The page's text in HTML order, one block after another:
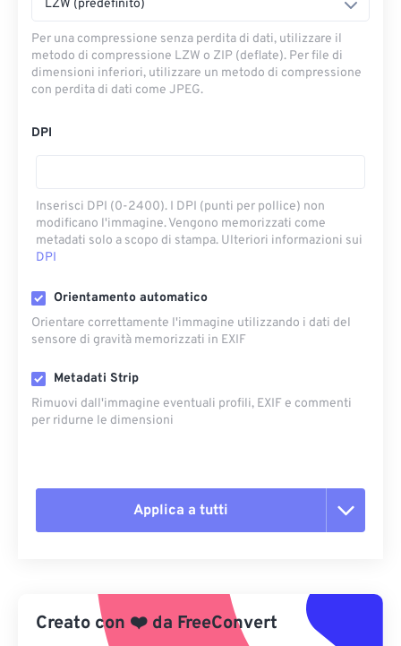
LZW (predefinito)
Per una compressione senza perdita di dati, utilizzare il
metodo di compressione LZW o ZIP (deflate). Per file di
dimensioni inferiori, utilizzare un metodo di compressione
con perdita di dati come JPEG.
DPI
Inserisci DPI (0-2400). I DPI (punti per pollice) non
modificano l'immagine. Vengono memorizzati come
metadati solo a scopo di stampa. Ulteriori informazioni sui
DPI
Orientamento automatico
Orientare correttamente l'immagine utilizzando i dati del
sensore di gravità memorizzati in EXIF
Metadati Strip
Rimuovi dall'immagine eventuali profili, EXIF ​​e commenti
per ridurne le dimensioni
Applica a tutti
Applica da preimpostazione
Salva come predefinito
Creato con ❤️ da FreeConvert